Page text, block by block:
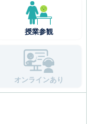
授業参観
オンラインあり